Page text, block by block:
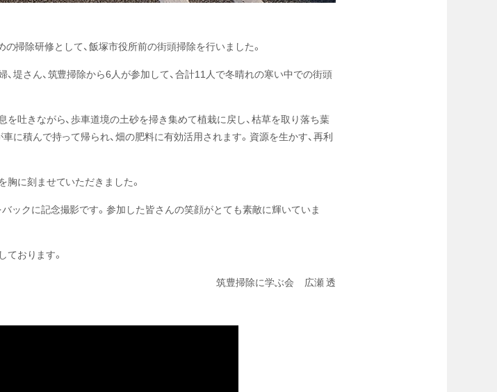
掃除研修として、飯塚市役所前の街頭掃除を行いました。
堤さん、筑豊掃除から6人が参加して、合計11人で冬晴れの寒い中での街頭
吐きながら、歩車道境の土砂を掃き集めて植栽に戻し、枯草を取り落ち葉
に積んで持って帰られ、畑の肥料に有効活用されます。資源を生かす、再利
胸に刻ませていただきました。
ックに記念撮影です。参加した皆さんの笑顔がとても素敵に輝いていま
ております。
筑豊掃除に学ぶ会 広瀬 透